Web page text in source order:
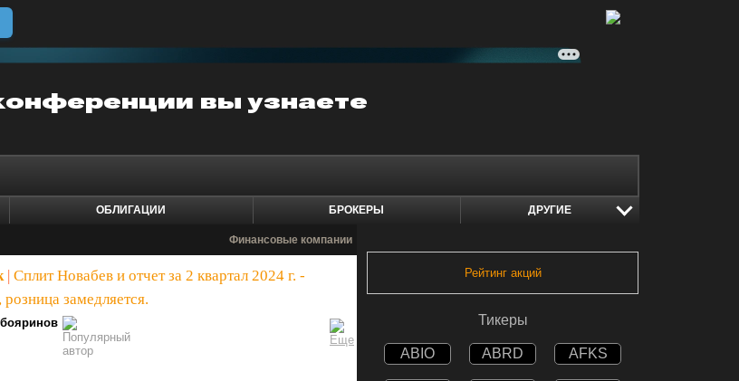
ОБЛИГАЦИИ БРОКЕРЫ ДРУГИЕ
Финансовые компании
| Сплит Новабев и отчет за 2 квартал 2024 г. -
замедляется.
Рейтинг акций
Тикеры
ABIO ABRD AFKS